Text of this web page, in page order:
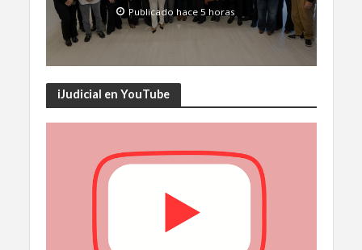
Publicado hace 5 horas
iJudicial en YouTube